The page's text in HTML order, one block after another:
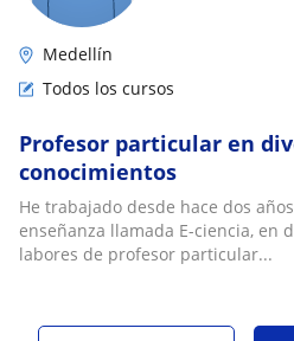
Medellín
Todos los cursos
Profesor particular en
conocimientos
He trabajado desde hace dos
enseñanza llamada E-ciencia, en
labores de profesor particular...